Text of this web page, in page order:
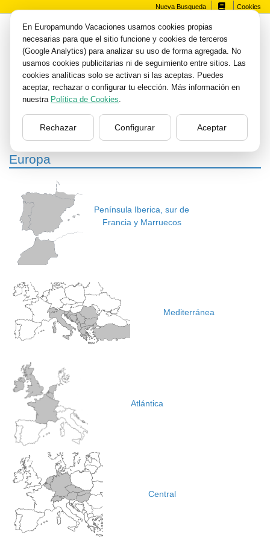
Nueva Busqueda Cookies
Europa
Península Iberica, sur de
Francia y Marruecos
Mediterránea
Atlántica
Central
En Europamundo Vacaciones usamos cookies propias
necesarias para que el sitio funcione y cookies de terceros
(Google Analytics) para analizar su uso de forma agregada. No
usamos cookies publicitarias ni de seguimiento entre sitios. Las
cookies analíticas solo se activan si las aceptas. Puedes
aceptar, rechazar o configurar tu elección. Más información en
nuestra Política de Cookies.
Rechazar Configurar Aceptar